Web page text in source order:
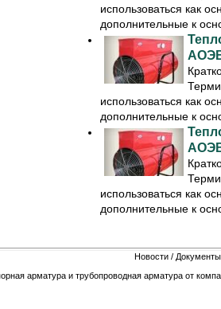
использоваться как
дополнительные к
использоваться как
дополнительные к
использоваться как
дополнительные к
Новости / Документы
арматура и трубопроводная арматура от